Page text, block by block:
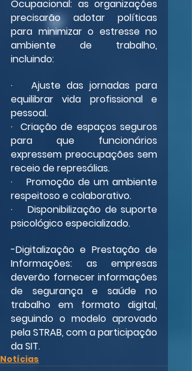
Ocupacional: as organizações
precisarão adotar políticas
para minimizar o estresse no
ambiente de trabalho,
incluindo:
·   Ajuste das jornadas para
equilibrar vida profissional e
pessoal.
·  Criação de espaços seguros
para que funcionários
expressem preocupações sem
receio de represálias.
·    Promoção de um ambiente
respeitoso e colaborativo.
·    Disponibilização de suporte
psicológico especializado.
-Digitalização e Prestação de
Informações: as empresas
deverão fornecer informações
de segurança e saúde no
trabalho em formato digital,
seguindo o modelo aprovado
pela STRAB, com a participação
da SIT.
Notícias